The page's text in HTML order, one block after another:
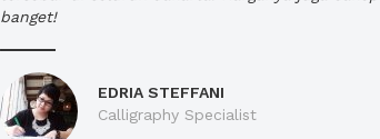
banget!
EDRIA STEFFANI
Calligraphy Specialist